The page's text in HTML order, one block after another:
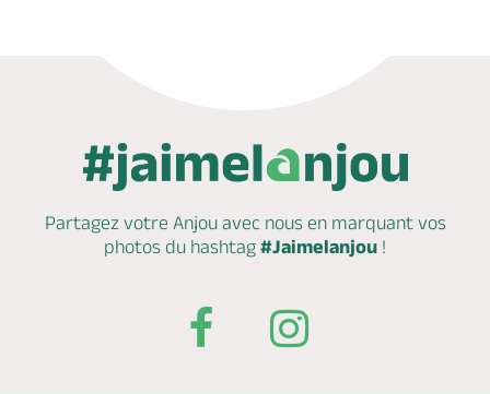
Partagez votre Anjou avec nous en marquantvos
photos du hashtag #Jaimelanjou !